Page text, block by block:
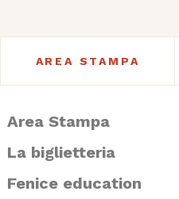
AREA STAMPA
Area Stampa
La biglietteria
Fenice education